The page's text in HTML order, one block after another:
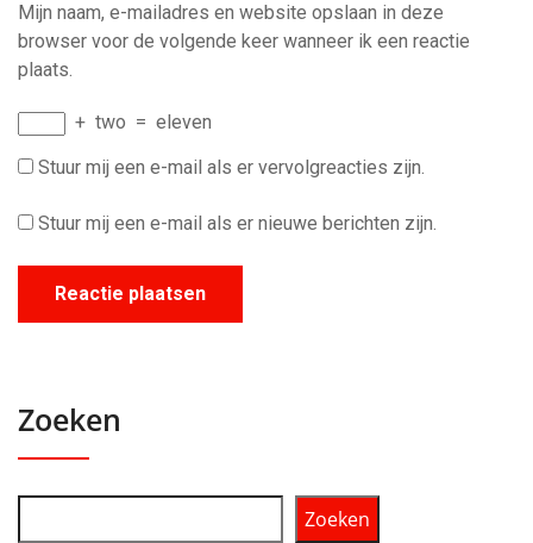
Mijn naam, e-mailadres en website opslaan in deze
browser voor de volgende keer wanneer ik een reactie
plaats.
+ two = eleven
Stuur mij een e-mail als er vervolgreacties zijn.
Stuur mij een e-mail als er nieuwe berichten zijn.
Zoeken
Zoeken